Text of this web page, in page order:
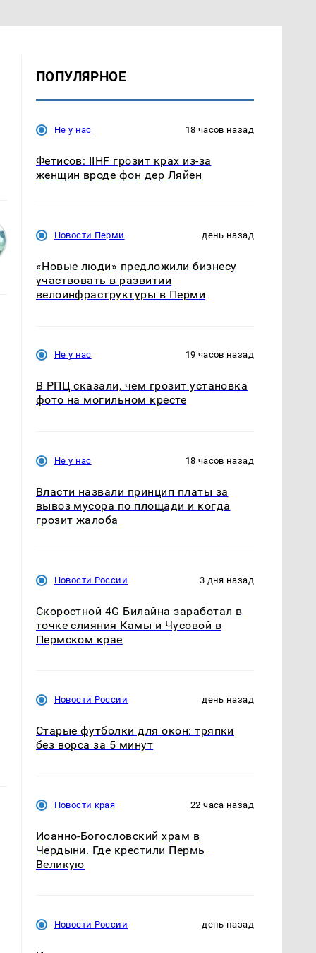
ПОПУЛЯРНОЕ
Не у нас 18 часов назад
Фетисов: IIHF грозит крах из-за
женщин вроде фон дер Ляйен
Новости Перми день назад
«Новые люди» предложили бизнесу
участвовать в развитии
велоинфраструктуры в Перми
Не у нас 19 часов назад
В РПЦ сказали, чем грозит установка
фото на могильном кресте
Не у нас 18 часов назад
Власти назвали принцип платы за
вывоз мусора по площади и когда
грозит жалоба
Новости России 3 дня назад
Скоростной 4G Билайна заработал в
точке слияния Камы и Чусовой в
Пермском крае
Новости России день назад
Старые футболки для окон: тряпки
без ворса за 5 минут
Новости края 22 часа назад
Иоанно-Богословский храм в
Чердыни. Где крестили Пермь
Великую
Новости России день назад